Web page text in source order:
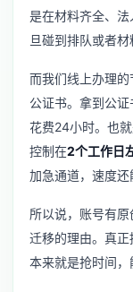
是在材料齐全、
旦碰到排队或者材
而我们线上办理
公证书。拿到公
花费24小时。也
控制在2个工作日
加急通道，速度还
所以说，账号有
迁移的理由。真
本来就是抢时间，